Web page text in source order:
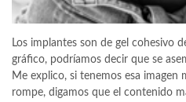
Los implantes son de gel cohesivo
gráfico, podríamos decir que se
Me explico, si tenemos esa imagen
rompe, digamos que el contenido